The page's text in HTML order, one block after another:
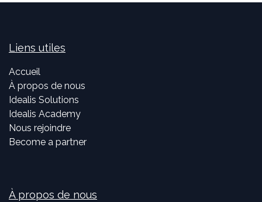
Liens utiles
Accueil
À propos de nous
Idealis Solutions
Idealis Academy
Nous rejoindre
Become a partner
À propos de nous